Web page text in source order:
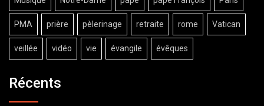
PMA prière pèlerinage retraite rome Vatican
veillée vidéo vie évangile évêques
Récents